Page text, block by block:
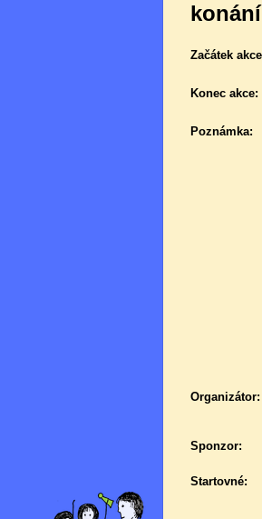
Začátek
Konec akce:
Poznámka:
Organizátor:
Sponzor:
Startovné: